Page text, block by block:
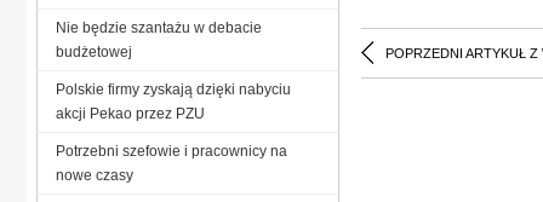
POPRZEDNI ARTYKUŁ Z
Nie będzie szantażu w debacie
budżetowej
Polskie firmy zyskają dzięki nabyciu
akcji Pekao przez PZU
Potrzebni szefowie i pracownicy na
nowe czasy